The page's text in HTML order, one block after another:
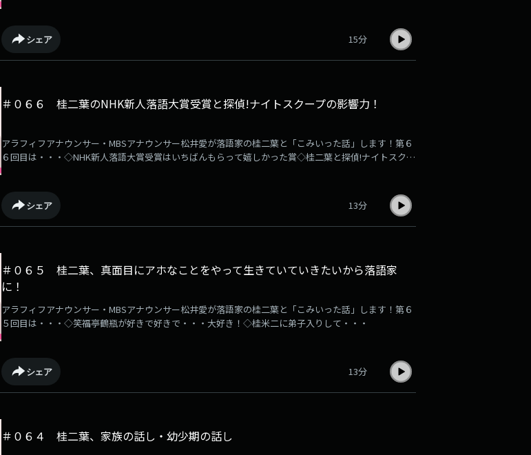
ンのマイカーで◇好きなタイプは結局・・・笑福亭鶴瓶！他・・・
シェア 15分
＃０６６ 桂二葉のNHK新人落語大賞受賞と探偵!ナイトスクープの影響力！
アラフィフアナウンサー・MBSアナウンサー松井愛が落語家の桂二葉と「こみいった話」します！第６
６回目は・・・◇NHK新人落語大賞受賞はいちばんもらって嬉しかった賞◇桂二葉と探偵!ナイトスクー
プ◇カンペの指示、無視する？しない？
シェア 13分
＃０６５ 桂二葉、真面目にアホなことをやって生きていていきたいから落語家
に！
アラフィフアナウンサー・MBSアナウンサー松井愛が落語家の桂二葉と「こみいった話」します！第６
５回目は・・・◇笑福亭鶴瓶が好きで好きで・・・大好き！◇桂米二に弟子入りして・・・
シェア 13分
＃０６４ 桂二葉、家族の話し・幼少期の話し